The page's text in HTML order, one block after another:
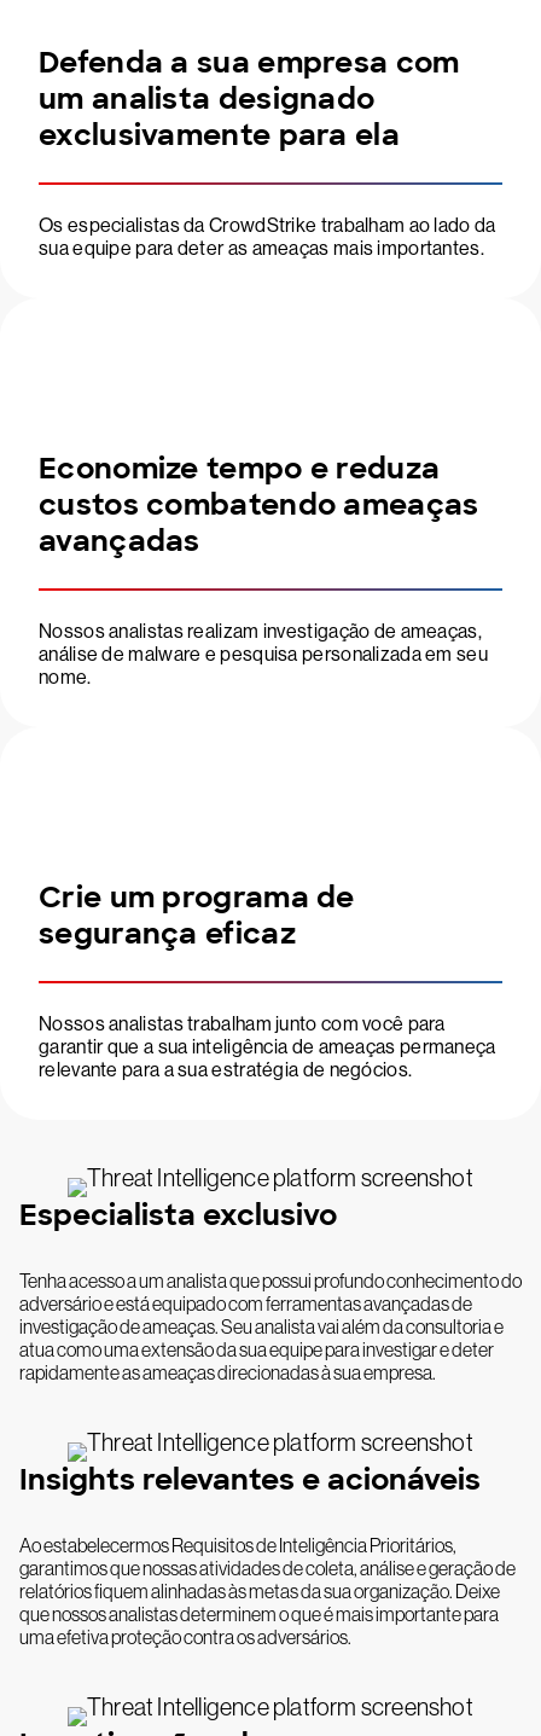
Defenda a sua empresa com
um analista designado
exclusivamente para ela
Os especialistas da CrowdStrike trabalham ao lado da
sua equipe para deter as ameaças mais importantes.
Economize tempo e reduza
custos combatendo ameaças
avançadas
Nossos analistas realizam investigação de ameaças,
análise de malware e pesquisa personalizada em seu
nome.
Crie um programa de
segurança eficaz
Nossos analistas trabalham junto com você para
garantir que a sua inteligência de ameaças permaneça
relevante para a sua estratégia de negócios.
Especialista exclusivo
Tenha acesso a um analista que possui profundo conhecimento do
adversário e está equipado com ferramentas avançadas de
investigação de ameaças. Seu analista vai além da consultoria e
atua como uma extensão da sua equipe para investigar e deter
rapidamente as ameaças direcionadas à sua empresa.
Insights relevantes e acionáveis
Ao estabelecermos Requisitos de Inteligência Prioritários,
garantimos que nossas atividades de coleta, análise e geração de
relatórios fiquem alinhadas às metas da sua organização. Deixe
que nossos analistas determinem o que é mais importante para
uma efetiva proteção contra os adversários.